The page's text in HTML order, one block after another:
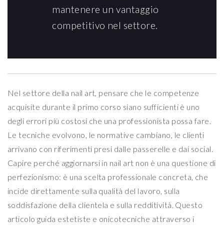
mantenere un vantaggio
competitivo nel settore.
Nel settore della nail art, pensare che le competenze
acquisite durante il primo corso siano sufficienti è uno
degli errori più costosi che una professionista possa fare.
Le tecniche evolvono, le normative cambiano, le clienti
arrivano con riferimenti presi dalle passerelle e dai social.
Capire perché aggiornarsi in nail art non è una questione di
perfezionismo: è una scelta professionale concreta, che
incide direttamente sulla qualità del lavoro, sulla
soddisfazione della clientela e sulla redditività. Questo
articolo guida estetiste e onicotecniche attraverso i